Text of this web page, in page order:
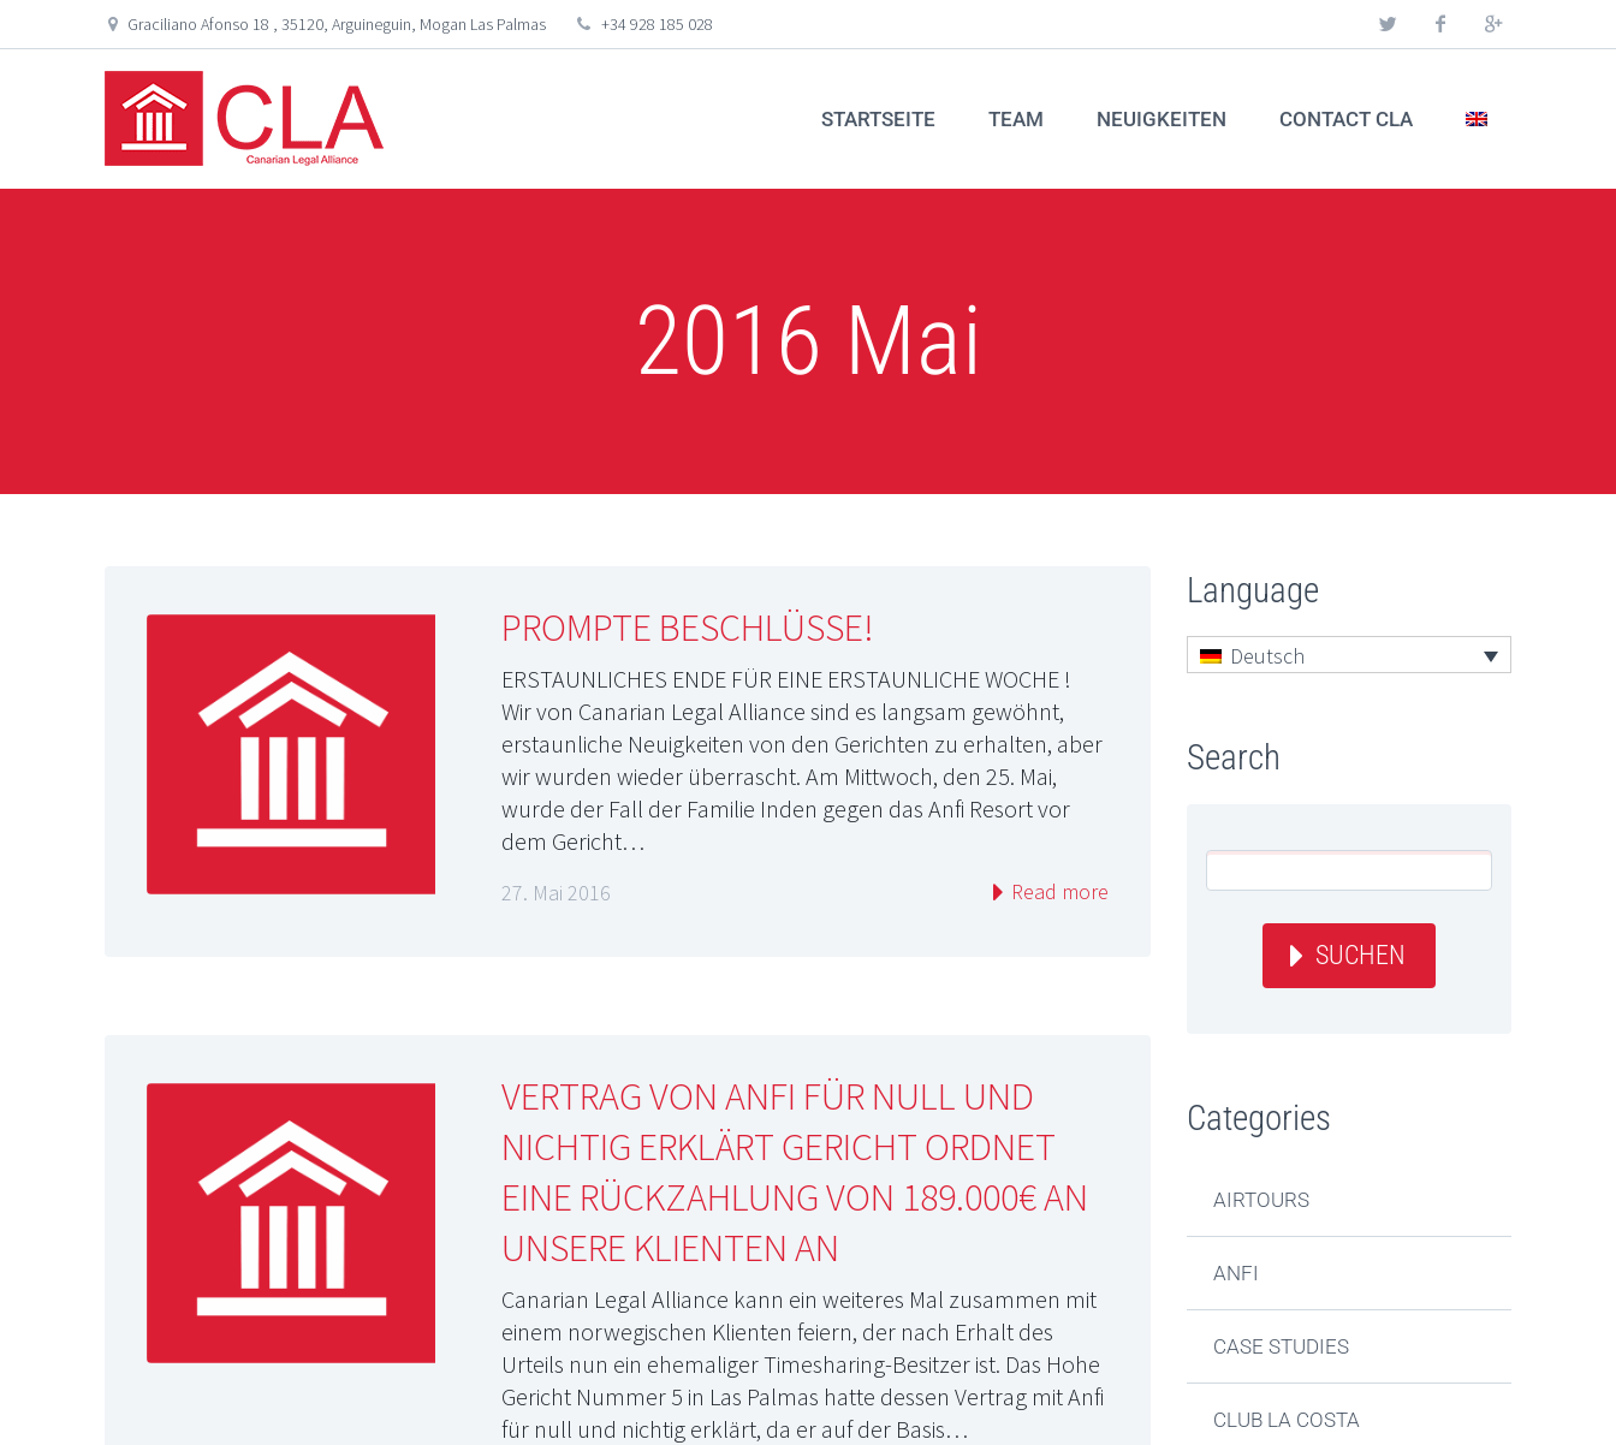
Graciliano Afonso 18 , 35120, Arguineguin, Mogan Las Palmas +34 928 185 028
STARTSEITE TEAM NEUIGKEITEN CONTACT CLA
2016 Mai
PROMPTE BESCHLÜSSE!
ERSTAUNLICHES ENDE FÜR EINE ERSTAUNLICHE WOCHE !
Wir von Canarian Legal Alliance sind es langsam gewöhnt,
erstaunliche Neuigkeiten von den Gerichten zu erhalten, aber
wir wurden wieder überrascht. Am Mittwoch, den 25. Mai,
wurde der Fall der Familie Inden gegen das Anfi Resort vor
dem Gericht…
27. Mai 2016 Read more
VERTRAG VON ANFI FÜR NULL UND
NICHTIG ERKLÄRT GERICHT ORDNET
EINE RÜCKZAHLUNG VON 189.000€ AN
UNSERE KLIENTEN AN
Canarian Legal Alliance kann ein weiteres Mal zusammen mit
einem norwegischen Klienten feiern, der nach Erhalt des
Urteils nun ein ehemaliger Timesharing-Besitzer ist. Das Hohe
Gericht Nummer 5 in Las Palmas hatte dessen Vertrag mit Anfi
für null und nichtig erklärt, da er auf der Basis…
Language
Deutsch
Search
SUCHEN
Categories
AIRTOURS
ANFI
CASE STUDIES
CLUB LA COSTA